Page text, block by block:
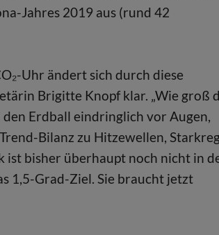
Jahres 2019 aus (rund 42
Uhr ändert sich durch diese
Brigitte Knopf klar. „Wie groß
Erdball eindringlich vor Augen,
Bilanz zu Hitzewellen,
ist bisher überhaupt noch nicht in
1,5-Grad-Ziel. Sie braucht jetzt